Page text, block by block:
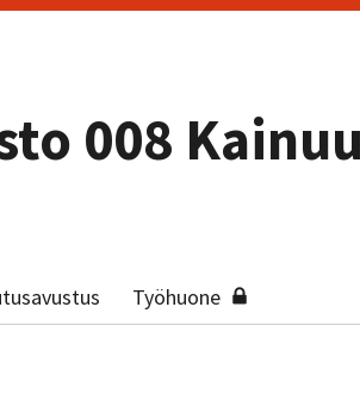
008 Kainuu
Työhuone